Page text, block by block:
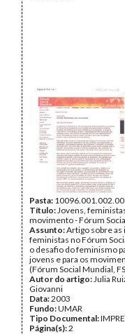
Pasta:
Título:Jovens,
movimento - Fórum
Assunto:Artigo sobre as
feministas no Fórum
o desafio do feminismo
jovens e para os
(Fórum Social Mundial,
Autor do artigo:Julia
Giovanni
Data:2003
Fundo:UMAR
Tipo Documental:
Página(s):2